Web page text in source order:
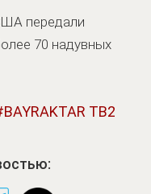
передали
70 надувных
BAYRAKTAR TB2